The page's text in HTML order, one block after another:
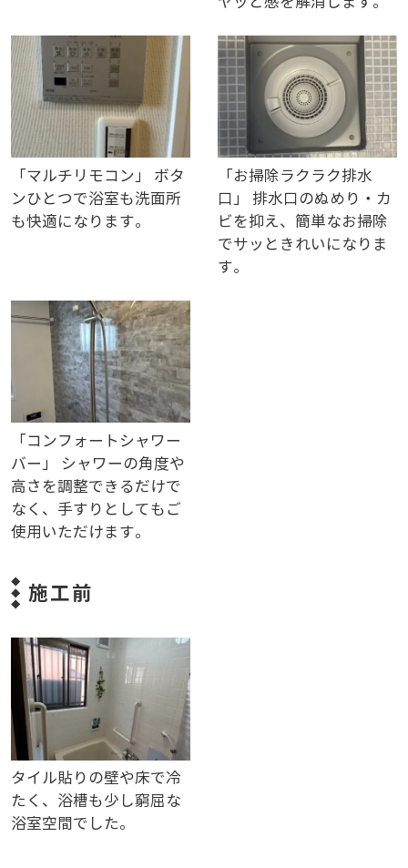
「マルチリモコン」 ボタ
ンひとつで浴室も洗面所
も快適になります。
「お掃除ラクラク排水
口」 排水口のぬめり・カ
ビを抑え、簡単なお掃除
でサッときれいになりま
す。
「コンフォートシャワー
バー」 シャワーの角度や
高さを調整できるだけで
なく、手すりとしてもご
使用いただけます。
施工前
タイル貼りの壁や床で冷
たく、浴槽も少し窮屈な
浴室空間でした。